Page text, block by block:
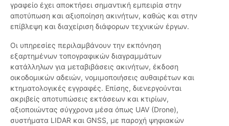
γραφείο έχει αποκτήσει σημαντική εμπειρία στην
αποτύπωση και αξιοποίηση ακινήτων, καθώς και στην
επίβλεψη και διαχείριση διάφορων τεχνικών έργων.
Οι υπηρεσίες περιλαμβάνουν την εκπόνηση
εξαρτημένων τοπογραφικών διαγραμμάτων
κατάλληλων για μεταβιβάσεις ακινήτων, έκδοση
οικοδομικών αδειών, νομιμοποιήσεις αυθαιρέτων και
κτηματολογικές εγγραφές. Επίσης, διενεργούνται
ακριβείς αποτυπώσεις εκτάσεων και κτιρίων,
αξιοποιώντας σύγχρονα μέσα όπως UAV (Drone),
συστήματα LIDAR και GNSS, με παροχή ψηφιακών